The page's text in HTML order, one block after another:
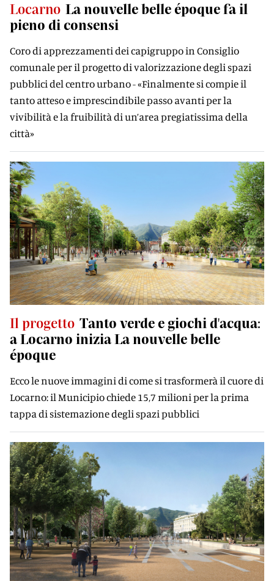
Locarno La nouvelle belle époque fa il
pieno di consensi
Coro di apprezzamenti dei capigruppo in Consiglio
comunale per il progetto di valorizzazione degli spazi
pubblici del centro urbano - «Finalmente si compie il
tanto atteso e imprescindibile passo avanti per la
vivibilità e la fruibilità di un’area pregiatissima della
città»
Il progetto Tanto verde e giochi d'acqua:
a Locarno inizia La nouvelle belle
époque
Ecco le nuove immagini di come si trasformerà il cuore di
Locarno: il Municipio chiede 15,7 milioni per la prima
tappa di sistemazione degli spazi pubblici